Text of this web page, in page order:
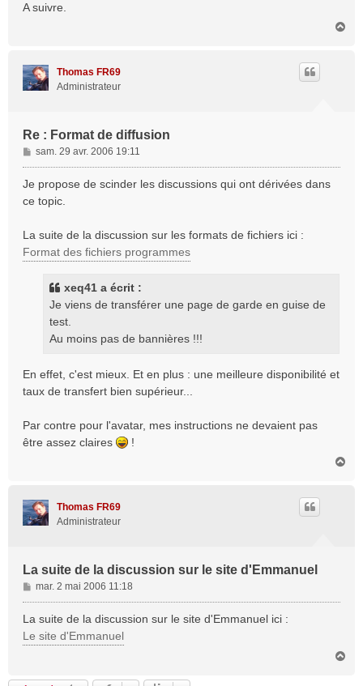
A suivre.
Thomas FR69
Administrateur
Re : Format de diffusion
M
e
s
e
sam. 29 avr. 2006 19:11
Je propose de scinder les discussions qui ont dérivées dans
ce topic.
La suite de la discussion sur les formats de fichiers ici :
Format des fichiers programmes
xeq41 a écrit :
Je viens de transférer une page de garde en guise de
test.
Au moins pas de bannières !!!
En effet, c'est mieux. Et en plus : une meilleure disponibilité et
taux de transfert bien supérieur...
Par contre pour l'avatar, mes instructions ne devaient pas
être assez claires
!
Thomas FR69
Administrateur
La suite de la discussion sur le site d'Emmanuel
M
e
s
a
mar. 2 mai 2006 11:18
La suite de la discussion sur le site d'Emmanuel ici :
Le site d'Emmanuel